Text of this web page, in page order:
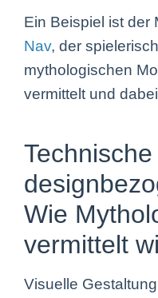
Ein Beispiel ist der
Nav, der
mythologischen
vermittelt und
Wie
vermittelt
Visuelle